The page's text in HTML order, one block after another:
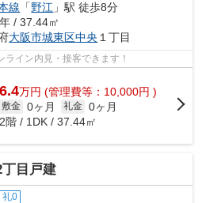
線 「野江 」駅 徒歩8分
/ 37.44㎡
大阪市城東区中央 １丁目
イン内見・接客できます！
6.4万円 (管理費等：10,000円 )
敷金 0ヶ月 礼金 0ヶ月
2階 / 1DK / 37.44㎡
目戸建
礼0